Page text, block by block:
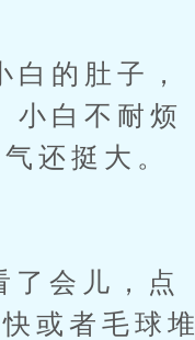
的肚子，
小白不耐烦
还挺大。
会儿，点
或者毛球堆